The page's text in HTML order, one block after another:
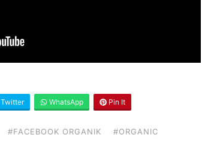
Twitter WhatsApp Pin It
#FACEBOOK ORGANIK
#ORGANIC